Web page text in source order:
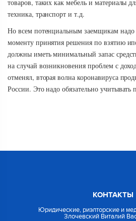
товаров, таких как мебель и материалы
техника, транспорт и т.д.
Но всем потенциальным заемщикам надо
моменту принятия решения по взятию
должны иметь минимальный запас
на случай возникновения проблем с
отменял, вторая волна коронавируса
России. Это надо обязательно
КОНТАКТЫ
Юридические, риэлторские и
Злочевский Виталий